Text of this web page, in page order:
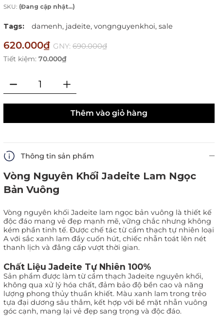
SKU: (Đang cập nhật...)
Tags: damenh, jadeite, vongnguyenkhoi, sale
620.000₫ GNY: 690.000₫
Tiết kiệm: 70.000₫
Thêm vào giỏ hàng
Thông tin sản phẩm
Vòng Nguyên Khối Jadeite Lam Ngọc
Bản Vuông
Vòng nguyên khối Jadeite lam ngọc bản vuông là thiết kế
độc đáo mang vẻ đẹp mạnh mẽ, vững chắc nhưng không
kém phần tinh tế. Được chế tác từ cẩm thạch tự nhiên loại
A với sắc xanh lam đầy cuốn hút, chiếc nhẫn toát lên nét
thanh lịch và đẳng cấp vượt thời gian.
Chất Liệu Jadeite Tự Nhiên 100%
Sản phẩm được làm từ cẩm thạch Jadeite nguyên khối,
không qua xử lý hóa chất, đảm bảo độ bền cao và năng
lượng phong thủy thuần khiết. Màu xanh lam trong trẻo
tựa đại dương sâu thẳm, kết hợp với bề mặt nhẫn vuông
góc cạnh, mang lại vẻ đẹp sang trọng và độc đáo.